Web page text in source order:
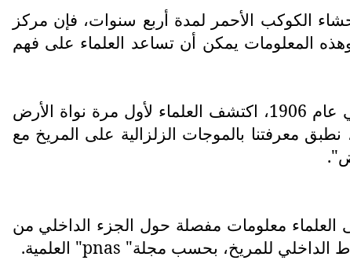
الكوكب الأحمر لمدة أربع سنوات، فإن مركز
المعلومات يمكن أن تساعد العلماء على فهم
من جانبه، قال الأستاذ الجيولوجي، فيدران ليكيك، من جامعة ماريلاند في الولايات المتحدة الأميركية: "في عام 1906، اكتشف العلماء لأول مرة نواة الأرض
معرفتنا بالموجات الزلزالية على المريخ مع
العلماء معلومات مفصلة حول الجزء الداخلي من
الداخلي للمريخ، بحسب مجلة" pnas" العلمية.